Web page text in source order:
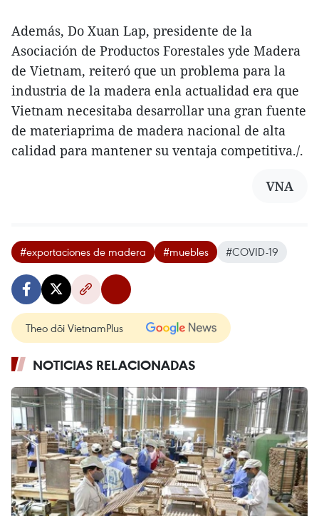
Además, Do Xuan Lap, presidente de la
Asociación de Productos Forestales yde Madera
de Vietnam, reiteró que un problema para la
industria de la madera enla actualidad era que
Vietnam necesitaba desarrollar una gran fuente
de materiaprima de madera nacional de alta
calidad para mantener su ventaja competitiva./.
VNA
#exportaciones de madera #muebles #COVID-19
Theo dõi VietnamPlus
NOTICIAS RELACIONADAS